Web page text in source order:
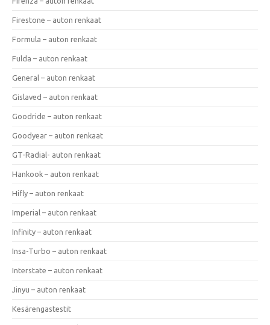
Firestone – auton renkaat
Formula – auton renkaat
Fulda – auton renkaat
General – auton renkaat
Gislaved – auton renkaat
Goodride – auton renkaat
Goodyear – auton renkaat
GT-Radial- auton renkaat
Hankook – auton renkaat
Hifly – auton renkaat
Imperial – auton renkaat
Infinity – auton renkaat
Insa-Turbo – auton renkaat
Interstate – auton renkaat
Jinyu – auton renkaat
Kesärengastestit